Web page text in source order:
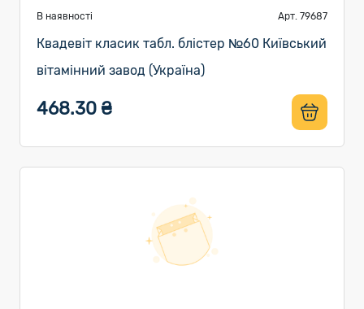
В наявності Арт. 79687
Квадевіт класик табл. блістер №60 Київський
вітамінний завод (Україна)
468.30 ₴